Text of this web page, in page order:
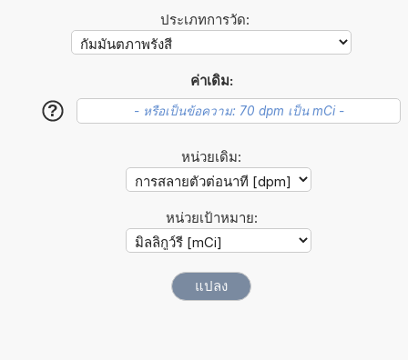
ประเภทการวัด:
ค่าเดิม:
?
หน่วยเดิม:
หน่วยเป้าหมาย: